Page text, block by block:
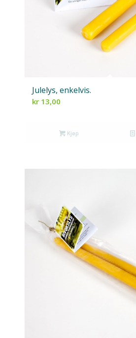
Julelys, enkelvis.
kr13,00
Kjøp